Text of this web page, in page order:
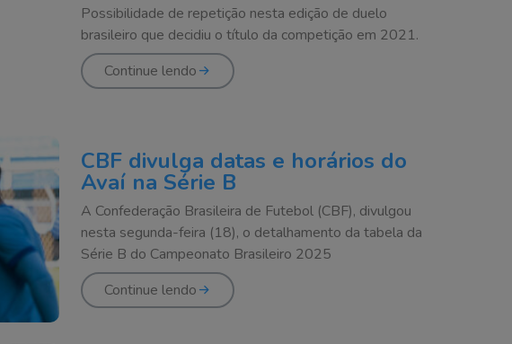
Possibilidade de repetição nesta edição de duelo
brasileiro que decidiu o título da competição em 2021.
Continue lendo
CBF divulga datas e horários do
Avaí na Série B
A Confederação Brasileira de Futebol (CBF), divulgou
nesta segunda-feira (18), o detalhamento da tabela da
Série B do Campeonato Brasileiro 2025
Continue lendo